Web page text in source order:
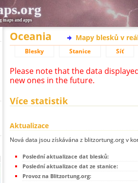
maps and apps
Oceania Mapy blesků v
Blesky Stanice Síť
Please note that the data
new ones in the future.
Více statistik
Aktualizace
Nová data jsou získávána z blitzortung.org v
Poslední aktualizace dat blesků:
Poslední aktualizace dat ze stanice:
Provoz na Blitzortung.org: